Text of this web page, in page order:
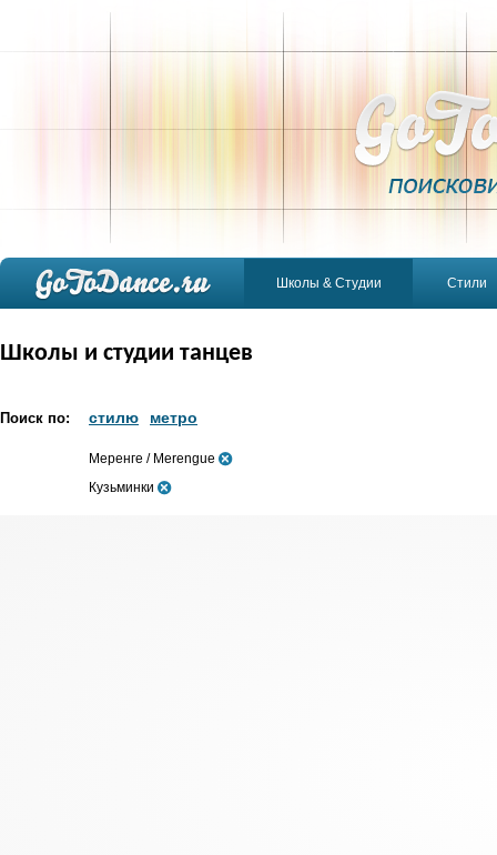
Школы & Студии Стили
Школы и студии танцев
Поиск по: стилю метро
Меренге / Merengue
Кузьминки